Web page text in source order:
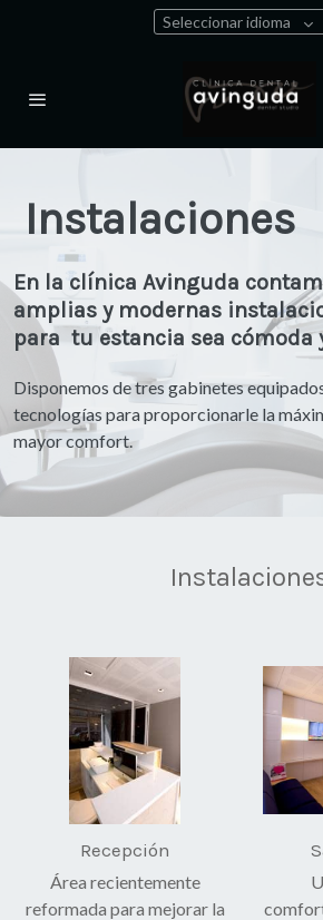
Seleccionar idioma
Instalaciones
En la clínica Avinguda
amplias y modernas
para tu estancia sea cómoda
Disponemos de tres gabinetes
tecnologías para proporcionarle la
mayor comfort.
Recepción
Área recientemente
reformada para mejorar la